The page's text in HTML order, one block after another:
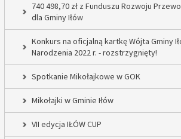
740 498,70 zł z Funduszu Rozwoju
dla Gminy Iłów
Konkurs na oficjalną kartkę Wójta Gminy
Narodzenia 2022 r. - rozstrzygnięty!
Spotkanie Mikołajkowe w GOK
Mikołajki w Gminie Iłów
VII edycja IŁÓW CUP